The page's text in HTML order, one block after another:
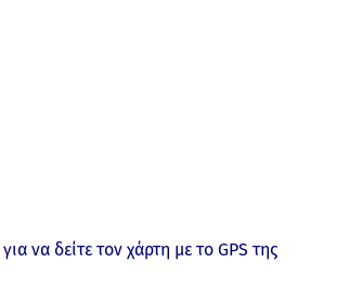
για να δείτε τον χάρτη με το GPS της